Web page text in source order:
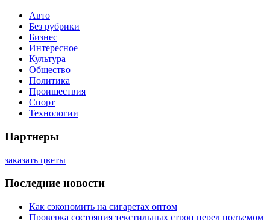
Авто
Без рубрики
Бизнес
Интересное
Культура
Общество
Политика
Проишествия
Спорт
Технологии
Партнеры
заказать цветы
Последние новости
Как сэкономить на сигаретах оптом
Проверка состояния текстильных строп перед подъемом